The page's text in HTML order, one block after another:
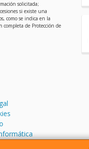
solicitada;
si existe una
como se indica en la
de Protección de